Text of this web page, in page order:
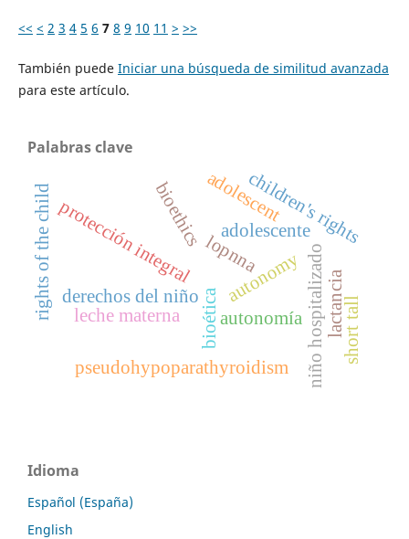
<< < 2 3 4 5 6 7 8 9 10 11 > >>
También puede Iniciar una búsqueda de similitud avanzada
para este artículo.
Palabras clave
bioética autonomía
derechos del niño
protección integral adolescente
bioethics
autonomy
rights of the child adolescent
lopnna niño hospitalizado
children's rights
pseudohypoparathyroidism
lactancia
leche materna short tall
Idioma
Español (España)
English